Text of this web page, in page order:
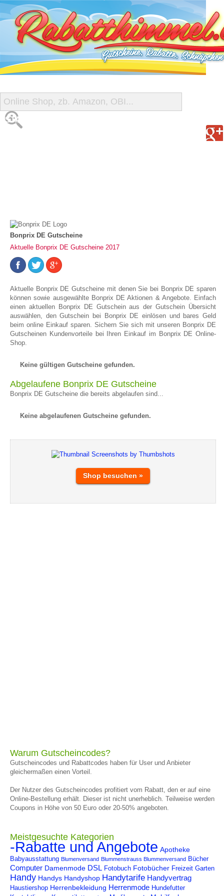
START
Bonprix DE Gutscheine
Aktuelle Bonprix DE Gutscheine 2017
Aktuelle Bonprix DE Gutscheine mit denen Sie bei Bonprix DE sparen
können sowie ausgewählte Bonprix DE Aktionen & Angebote. Einfach
einen aktuellen Bonprix DE Gutschein aus der Gutschein Übersicht
auswählen, den Gutschein bei Bonprix DE einlösen und bares Geld
beim online Einkauf sparen. Sichern Sie sich mit unseren Bonprix DE
Gutscheinen Kundenvorteile bei Ihren Einkauf im Bonprix DE Online-
Shop.
Keine gültigen Gutscheine gefunden.
Abgelaufene Bonprix DE Gutscheine
Bonprix DE Gutscheine die bereits abgelaufen sind...
Keine abgelaufenen Gutscheine gefunden.
Shop besuchen »
Warum Gutscheincodes?
Gutscheincodes und Rabattcodes haben für User und Anbieter
gleichermaßen einen Vorteil.
Der Nutzer des Gutscheincodes profitiert vom Rabatt, den er auf eine
Online-Bestellung erhält. Dieser ist nicht unerheblich. Teilweise werden
Coupons in Höhe von 50 Euro oder 20-50% angeboten.
Meistgesuchte Kategorien
-Rabatte und Angebote Apotheke
Babyausstattung Blumenversand Blummenstrauss Blummenversand Bücher
Computer Damenmode DSL Fotobuch Fotobücher Freizeit Garten
Handy Handys Handyshop Handytarife Handyvertrag
Haustiershop Herrenbekleidung Herrenmode Hundefutter